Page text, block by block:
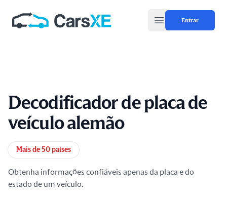
Open main menu
Entrar
Decodificador de placa de
veículo alemão
Informações do produto
Mais de 50 países
Obtenha informações confiáveis apenas da placa e do
estado de um veículo.